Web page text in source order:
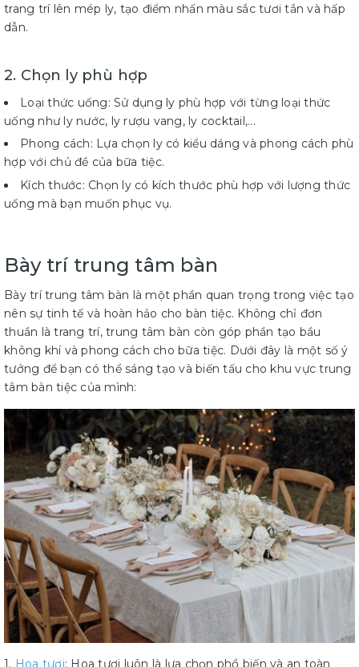
trang trí lên mép ly, tạo điểm nhấn màu sắc tươi tắn và hấp
dẫn.
2. Chọn ly phù hợp
Loại thức uống: Sử dụng ly phù hợp với từng loại thức
uống như ly nước, ly rượu vang, ly cocktail,...
Phong cách: Lựa chọn ly có kiểu dáng và phong cách phù
hợp với chủ đề của bữa tiệc.
Kích thước: Chọn ly có kích thước phù hợp với lượng thức
uống mà bạn muốn phục vụ.
Bày trí trung tâm bàn
Bày trí trung tâm bàn là một phần quan trọng trong việc tạo
nên sự tinh tế và hoàn hảo cho bàn tiệc. Không chỉ đơn
thuần là trang trí, trung tâm bàn còn góp phần tạo bầu
không khí và phong cách cho bữa tiệc. Dưới đây là một số ý
tưởng để bạn có thể sáng tạo và biến tấu cho khu vực trung
tâm bàn tiệc của mình:
1. Hoa tươi: Hoa tươi luôn là lựa chọn phổ biến và an toàn